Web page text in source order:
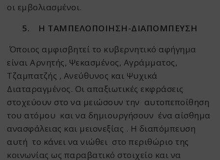
οι εμβολιασμένοι.
5. Η ΤΑΜΠΕΛΟΠΟΙΗΣΗ-ΔΙΑΠΟΜΠΕΥΣΗ
Όποιος αμφισβητεί το κυβερνητικό αφήγημα
είναι Αρνητής, Ψεκασμένος, Αγράμματος,
Τζαμπατζής , Ανεύθυνος και Ψυχικά
Διαταραγμένος. Οι απαξιωτικές εκφράσεις
στοχεύουν στο να μειώσουν την αυτοπεποίθηση
του ατόμου και να δημιουργήσουν ένα αίσθημα
ανασφάλειας και μειονεξίας . Η διαπόμπευση
αυτή το κάνει να νιώθει στο περιθώριο της
κοινωνίας ως παραβατικό στοιχείο και να